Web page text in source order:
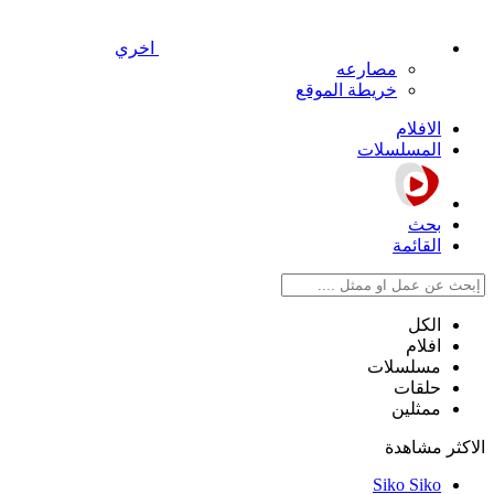
اخري
مصارعه
خريطة الموقع
الافلام
المسلسلات
بحث
القائمة
الكل
افلام
مسلسلات
حلقات
ممثلين
الاكثر مشاهدة
Siko Siko